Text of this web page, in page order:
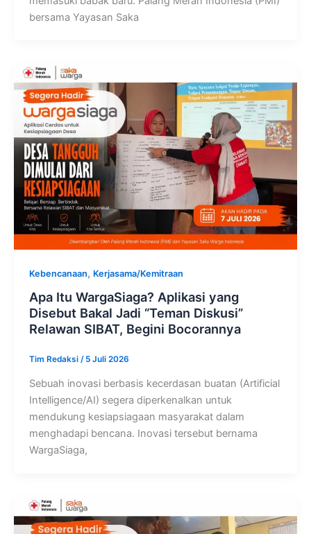
bersama Yayasan Saka
Kebencanaan, Kerjasama/Kemitraan
Apa Itu WargaSiaga? Aplikasi yang
Disebut Bakal Jadi “Teman Diskusi”
Relawan SIBAT, Begini Bocorannya
Tim Redaksi / 5 Juli 2026
Sebuah inovasi berbasis kecerdasan buatan (Artificial
Intelligence/AI) segera diperkenalkan untuk
mendukung kesiapsiagaan masyarakat dalam
menghadapi bencana. Inovasi tersebut bernama
WargaSiaga,